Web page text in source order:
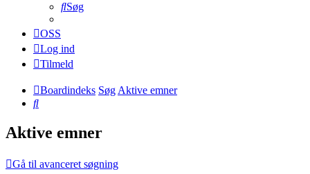
Søg
OSS
Log ind
Tilmeld
Boardindeks SøgAktive emner
Søg
Aktive emner
Gå til avanceret søgning